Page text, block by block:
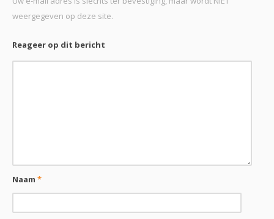
weergegeven op deze site.
Reageer op dit bericht
Naam*